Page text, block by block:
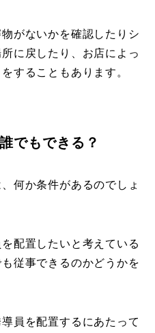
がないかを確認したりシ
に戻したり、お店によっ
することもあります。
でもできる？
何か条件があるのでしょ
配置したいと考えている
従事できるのかどうかを
員を配置するにあたって